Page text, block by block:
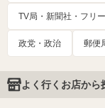
TV局・新聞社・フリ
政党・政治 郵便
よく行くお店から